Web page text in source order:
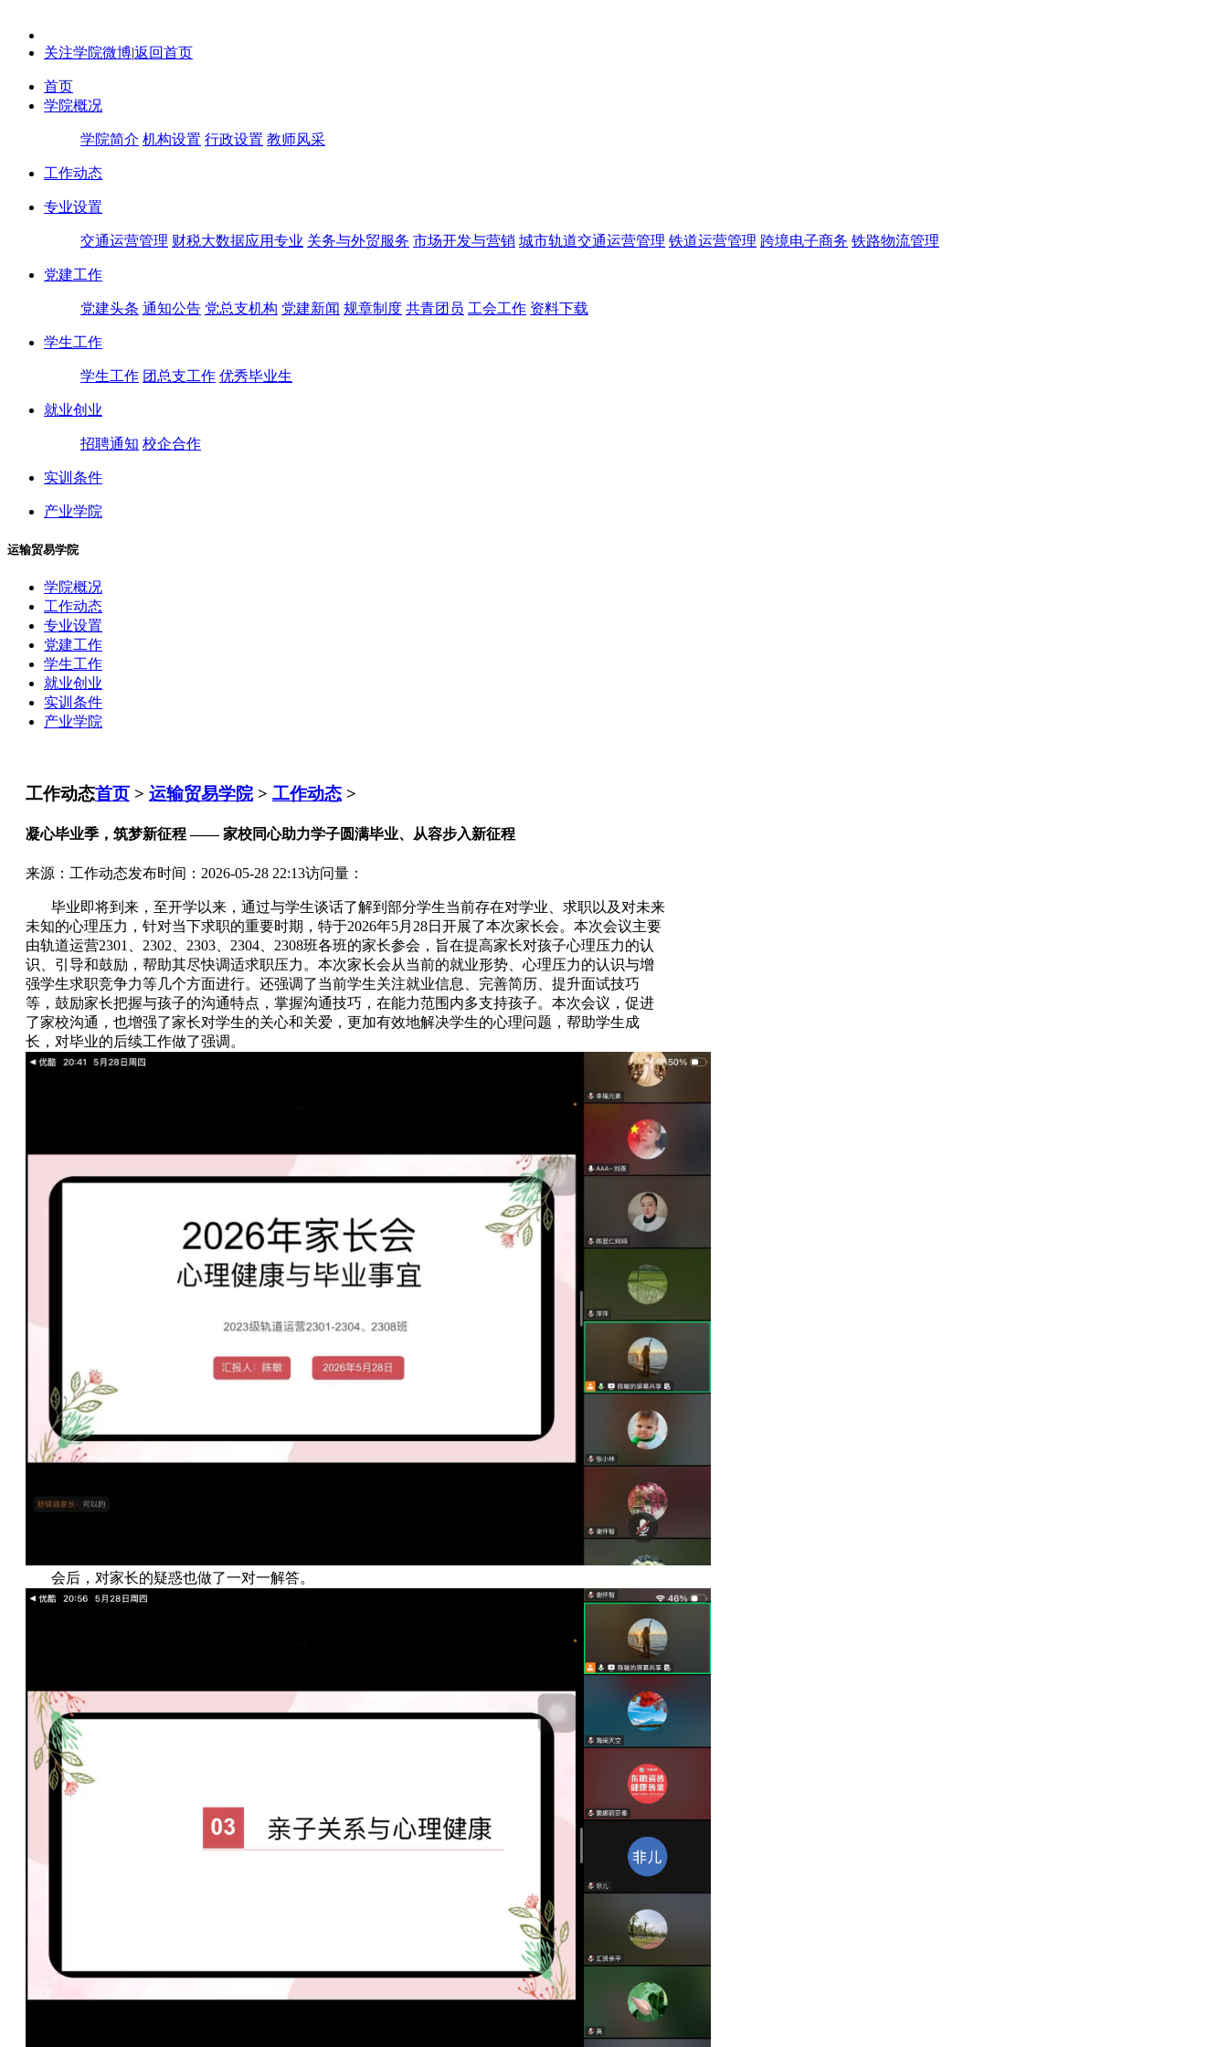
关注学院微博|返回首页
首页
学院概况
学院简介 机构设置 行政设置 教师风采
工作动态
专业设置
交通运营管理 财税大数据应用专业 关务与外贸服务 市场开发与营销 城市轨道交通运营管理 铁道运营管理 跨境电子商务 铁路物流管理
党建工作
党建头条 通知公告 党总支机构 党建新闻 规章制度 共青团员 工会工作 资料下载
学生工作
学生工作 团总支工作 优秀毕业生
就业创业
招聘通知 校企合作
实训条件
产业学院
运输贸易学院
学院概况
工作动态
专业设置
党建工作
学生工作
就业创业
实训条件
产业学院
工作动态首页 > 运输贸易学院> 工作动态 >
凝心毕业季，筑梦新征程 —— 家校同心助力学子圆满毕业、从容步入新征程
来源：工作动态发布时间：2026-05-28 22:13访问量：
毕业即将到来，至开学以来，通过与学生谈话了解到部分学生当前存在对学业、求职以及对未来
未知的心理压力，针对当下求职的重要时期，特于2026年5月28日开展了本次家长会。本次会议主要
由轨道运营2301、2302、2303、2304、2308班各班的家长参会，旨在提高家长对孩子心理压力的认
识、引导和鼓励，帮助其尽快调适求职压力。本次家长会从当前的就业形势、心理压力的认识与增
强学生求职竞争力等几个方面进行。还强调了当前学生关注就业信息、完善简历、提升面试技巧
等，鼓励家长把握与孩子的沟通特点，掌握沟通技巧，在能力范围内多支持孩子。本次会议，促进
了家校沟通，也增强了家长对学生的关心和关爱，更加有效地解决学生的心理问题，帮助学生成
长，对毕业的后续工作做了强调。
会后，对家长的疑惑也做了一对一解答。